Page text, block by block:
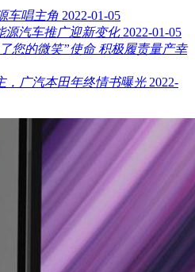
车唱主角 2022-01-05
源汽车推广迎新变化 2022-01-05
您的微笑”使命 积极履责量产幸
，广汽本田年终情书曝光 2022-